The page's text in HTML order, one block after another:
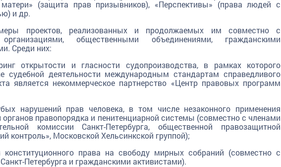
матери» (защита прав призывников), «Перспективы» (права людей с
и др.
проектов, реализованных и продолжаемых им совместно с
организациями, общественными объединениями, гражданскими
Среди них:
открытости и гласности судопроизводства, в рамках которого
судебной деятельности международным стандартам справедливого
является некоммерческое партнерство «Центр правовых программ
нарушений прав человека, в том числе незаконного применения
правопорядка и пенитенциарной системы (совместно с членами
комиссии Санкт-Петербурга, общественной правозащитной
контроль», Московской Хельсинкской группой);
конституционного права на свободу мирных собраний (совместно с
Петербурга и гражданскими активистами).